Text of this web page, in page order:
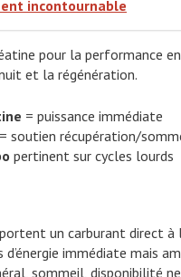
incontournable
pour la performance
et la régénération.
= puissance immédiate
= soutien récupération/
pertinent sur cycles lourds
un carburant direct à
d’énergie immédiate mais
sommeil, disponibilité